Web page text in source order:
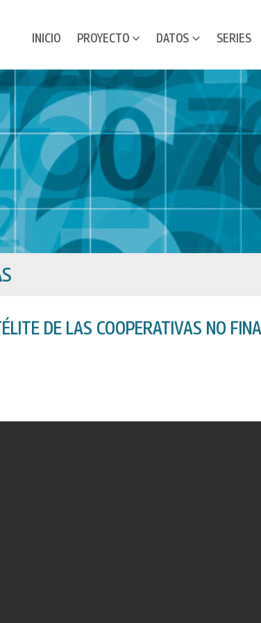
INICIO PROYECTO DATOS SERIES
DE LAS COOPERATIVAS NO